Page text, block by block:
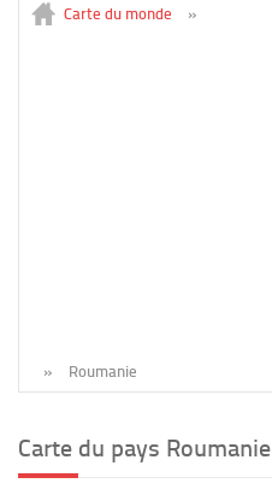
Carte du monde »
» Roumanie
Carte du pays Roumanie